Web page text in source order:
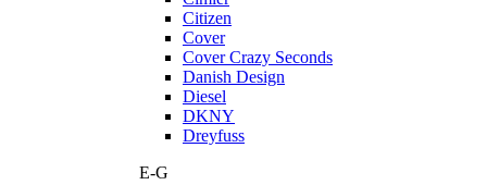
Citizen
Cover
Cover Crazy Seconds
Danish Design
Diesel
DKNY
Dreyfuss
E-G